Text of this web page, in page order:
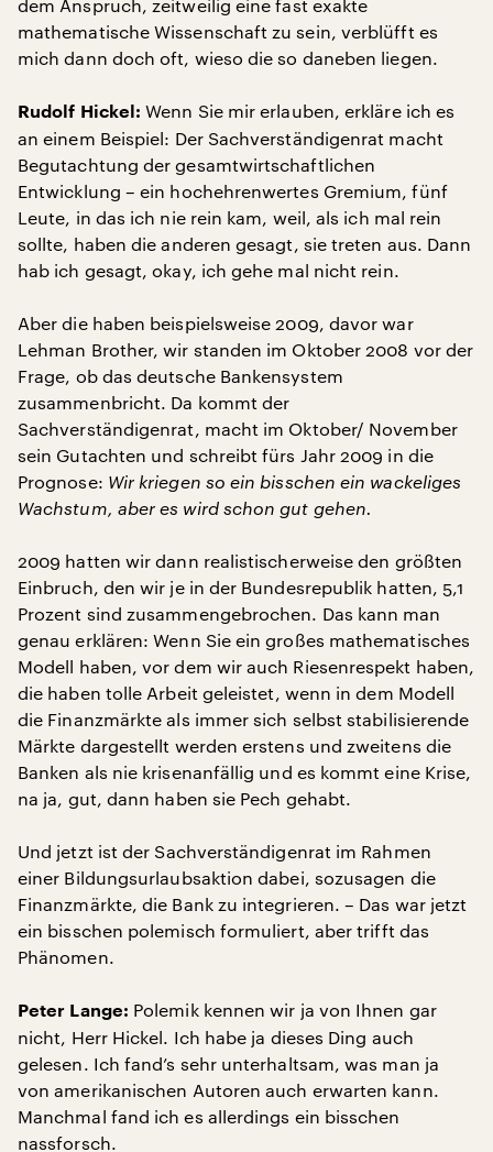
dem Anspruch, zeitweilig eine fast exakte
mathematische Wissenschaft zu sein, verblüfft es
mich dann doch oft, wieso die so daneben liegen.
Rudolf Hickel: Wenn Sie mir erlauben, erkläre ich es
an einem Beispiel: Der Sachverständigenrat macht
Begutachtung der gesamtwirtschaftlichen
Entwicklung – ein hochehrenwertes Gremium, fünf
Leute, in das ich nie rein kam, weil, als ich mal rein
sollte, haben die anderen gesagt, sie treten aus. Dann
hab ich gesagt, okay, ich gehe mal nicht rein.
Aber die haben beispielsweise 2009, davor war
Lehman Brother, wir standen im Oktober 2008 vor der
Frage, ob das deutsche Bankensystem
zusammenbricht. Da kommt der
Sachverständigenrat, macht im Oktober/ November
sein Gutachten und schreibt fürs Jahr 2009 in die
Prognose: Wir kriegen so ein bisschen ein wackeliges
Wachstum, aber es wird schon gut gehen.
2009 hatten wir dann realistischerweise den größten
Einbruch, den wir je in der Bundesrepublik hatten, 5,1
Prozent sind zusammengebrochen. Das kann man
genau erklären: Wenn Sie ein großes mathematisches
Modell haben, vor dem wir auch Riesenrespekt haben,
die haben tolle Arbeit geleistet, wenn in dem Modell
die Finanzmärkte als immer sich selbst stabilisierende
Märkte dargestellt werden erstens und zweitens die
Banken als nie krisenanfällig und es kommt eine Krise,
na ja, gut, dann haben sie Pech gehabt.
Und jetzt ist der Sachverständigenrat im Rahmen
einer Bildungsurlaubsaktion dabei, sozusagen die
Finanzmärkte, die Bank zu integrieren. – Das war jetzt
ein bisschen polemisch formuliert, aber trifft das
Phänomen.
Peter Lange: Polemik kennen wir ja von Ihnen gar
nicht, Herr Hickel. Ich habe ja dieses Ding auch
gelesen. Ich fand’s sehr unterhaltsam, was man ja
von amerikanischen Autoren auch erwarten kann.
Manchmal fand ich es allerdings ein bisschen
nassforsch.